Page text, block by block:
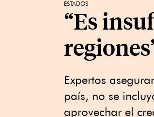
ESTADOS
“Es
Expertos
país, no se
aprovechar el